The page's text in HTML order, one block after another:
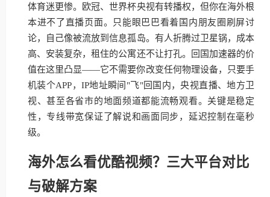
体育迷更惨。欧冠、世界杯央视有转播权，但你在海外根
本进不了直播页面。只能眼巴巴看着国内朋友圈刷屏讨
论，自己像被流放到信息孤岛。有人折腾过卫星锅，成本
高、安装复杂，租住的公寓还不让打孔。回国加速器的价
值在这里凸显——它不需要你改变任何物理设备，只要手
机装个APP，IP地址瞬间"飞"回国内，央视直播、地方卫
视、甚至各省市的地面频道都能流畅观看。关键是稳定
性，专线带宽保证了解说和画面同步，延迟控制在毫秒
级。
海外怎么看优酷视频？三大平台对比
与破解方案